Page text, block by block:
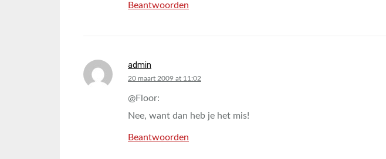
Beantwoorden
admin
says:
20 maart 2009 at 11:02
@Floor:
Nee, want dan heb je het mis!
Beantwoorden